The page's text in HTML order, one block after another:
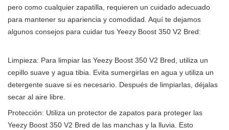
pero como cualquier zapatilla, requieren un cuidado adecuado
para mantener su apariencia y comodidad. Aquí te dejamos
algunos consejos para cuidar tus Yeezy Boost 350 V2 Bred:
Limpieza: Para limpiar las Yeezy Boost 350 V2 Bred, utiliza un
cepillo suave y agua tibia. Evita sumergirlas en agua y utiliza un
detergente suave si es necesario. Después de limpiarlas, déjalas
secar al aire libre.
Protección: Utiliza un protector de zapatos para proteger las
Yeezy Boost 350 V2 Bred de las manchas y la lluvia. Esto